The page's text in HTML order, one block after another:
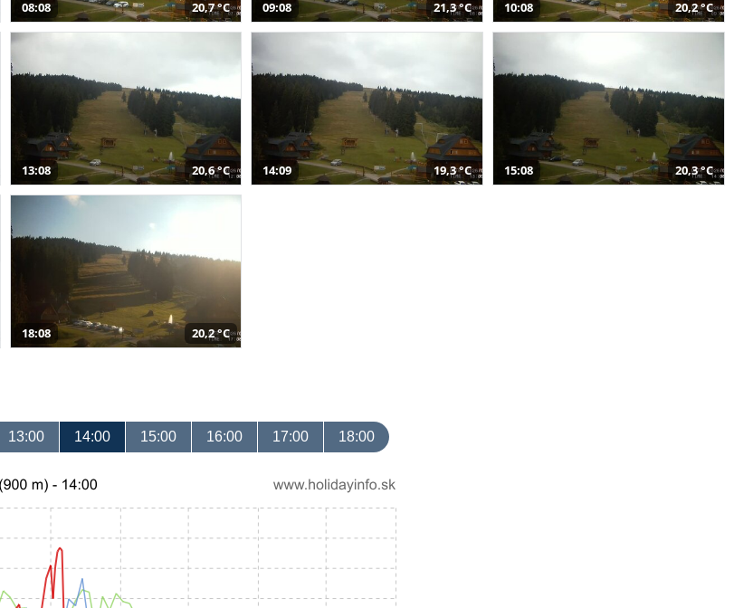
08:08 20,7 °C 09:08 21,3 °C 10:08 20,2 °C
13:08 20,6 °C 14:09 19,3 °C 15:08 20,3 °C
18:08 20,2 °C
13:00 14:00 15:00 16:00 17:00 18:00